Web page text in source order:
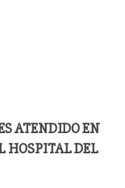
ATENDIDO EN
HOSPITAL DEL